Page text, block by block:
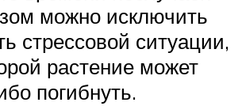
можно исключить
стрессовой ситуации,
растение может
погибнуть.